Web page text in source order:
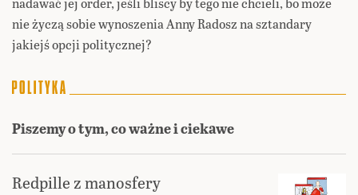
nie życzą sobie wynoszenia Anny Radosz na sztandary
jakiejś opcji politycznej?
Piszemy o tym, co ważne i ciekawe
Redpille z manosfery